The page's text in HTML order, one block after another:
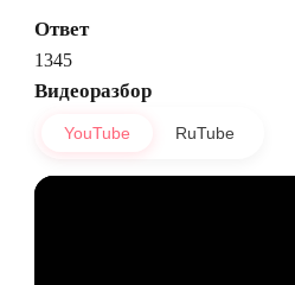
Ответ
1345
Видеоразбор
YouTube RuTube